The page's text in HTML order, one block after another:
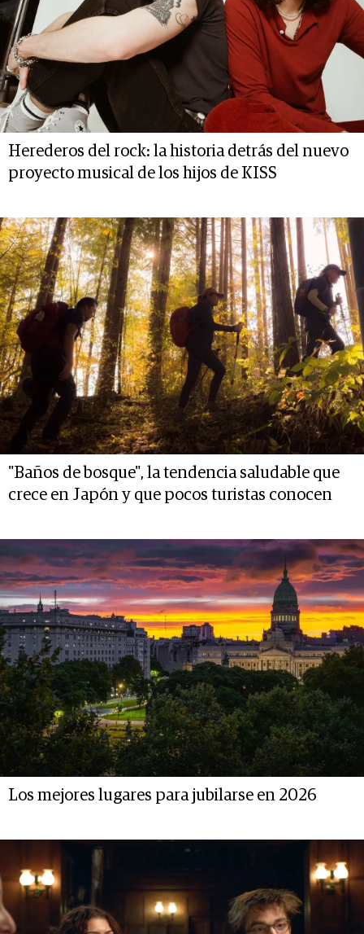
Herederos del rock: la historia detrás del nuevo
proyecto musical de los hijos de KISS
"Baños de bosque", la tendencia saludable que
crece en Japón y que pocos turistas conocen
Los mejores lugares para jubilarse en 2026